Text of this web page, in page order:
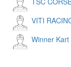
VITI
Winner Kart